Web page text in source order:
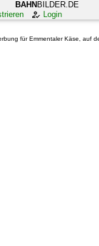
BAHN BILDER.DE
Login
für Emmentaler Käse, auf